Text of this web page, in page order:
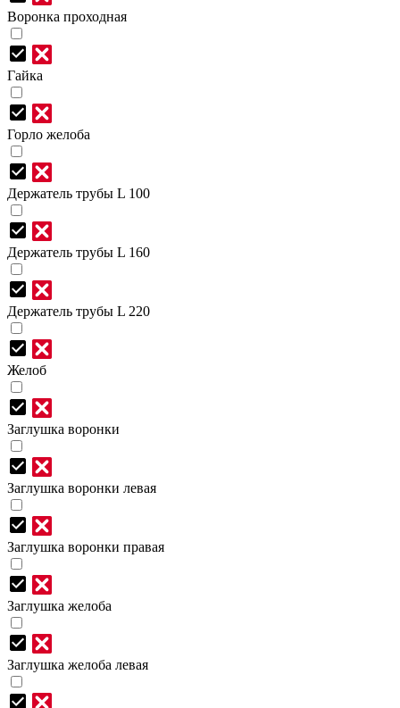
Воронка проходная
Гайка
Горло желоба
Держатель трубы L 100
Держатель трубы L 160
Держатель трубы L 220
Желоб
Заглушка воронки
Заглушка воронки левая
Заглушка воронки правая
Заглушка желоба
Заглушка желоба левая